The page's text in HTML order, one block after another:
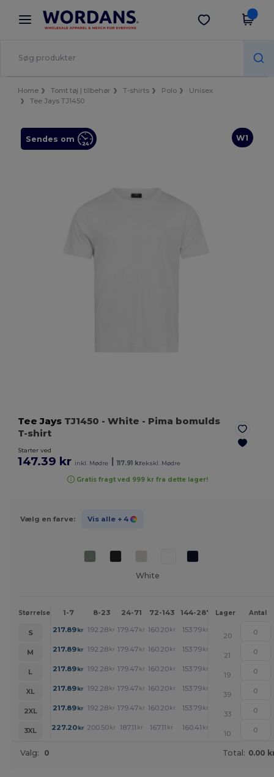
× Wordans-app
Bedre priser i appen!
Hent app
Home Tomt tøj | tilbehør T-shirts Polo
Unisex
Tee Jays TJ1450
W1
Sendes om
Tee Jays TJ1450 - White - Pima bomulds
T-shirt
Starter ved
147.39 kr inkl. Mødre 117.91 krekskl. Mødre
Gratis fragt ved 999 kr fra dette lager!
Vælg en farve: Vis alle + 4
White
Størrelse 1-7 8-23 24-71 72-143 144-287 288 + Mere
Lager Antal
S 217.89kr 192.28 kr 179.47 kr 160.20 kr 153.79 kr +
20
M
217.89kr 192.28 kr 179.47 kr 160.20 kr 153.79 kr +
21
L
217.89kr 192.28 kr 179.47 kr 160.20 kr 153.79 kr +
19
XL
217.89kr 192.28 kr 179.47 kr 160.20 kr 153.79 kr +
39
2XL
217.89kr 192.28 kr 179.47 kr 160.20 kr 153.79 kr +
33
3XL
227.20kr 200.50 kr 187.11 kr 167.11 kr 160.41 kr +
10
Valg: 0 Total: 0.00